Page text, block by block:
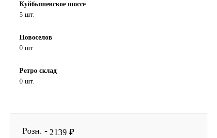
SINTEC
TOTAL
Куйбышевское шоссе
5 шт.
Новоселов
0 шт.
Ретро склад
0 шт.
Розн. - 2139 ₽